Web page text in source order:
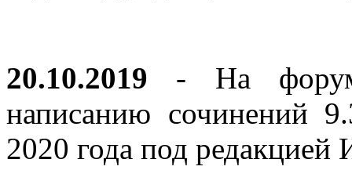
20.10.2019 - На
написанию сочинений
2020 года под